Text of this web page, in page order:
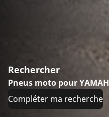
Rechercher
Pneus moto pour
Compléter ma recherche